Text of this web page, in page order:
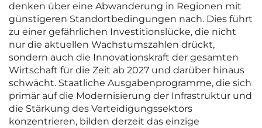
denken über eine Abwanderung in Regionen mit
günstigeren Standortbedingungen nach. Dies führt
zu einer gefährlichen Investitionslücke, die nicht
nur die aktuellen Wachstumszahlen drückt,
sondern auch die Innovationskraft der gesamten
Wirtschaft für die Zeit ab 2027 und darüber hinaus
schwächt. Staatliche Ausgabenprogramme, die sich
primär auf die Modernisierung der Infrastruktur und
die Stärkung des Verteidigungssektors
konzentrieren, bilden derzeit das einzige